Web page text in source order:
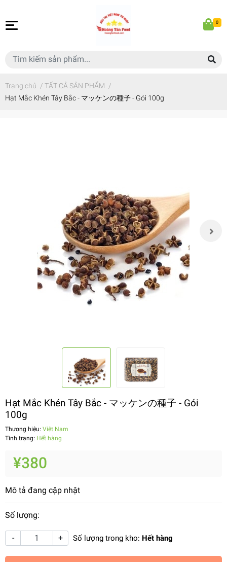
0
Trang chủ / TẤT CẢ SẢN PHẨM /
Hạt Mắc Khén Tây Bắc - マッケンの種子 - Gói 100g
Hạt Mắc Khén Tây Bắc - マッケンの種子 - Gói
100g
Thương hiệu: Việt Nam
Tình trạng: Hết hàng
¥380
Mô tả đang cập nhật
Số lượng:
- + Số lượng trong kho: Hết hàng